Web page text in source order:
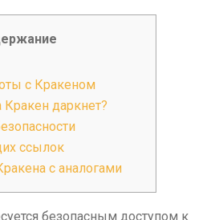
с Кракеном
Кракен даркнет?
ссылок
с аналогами
безопасным доступом к